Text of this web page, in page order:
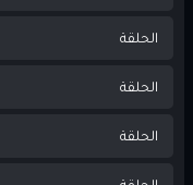
الحلقة
الحلقة
الحلقة